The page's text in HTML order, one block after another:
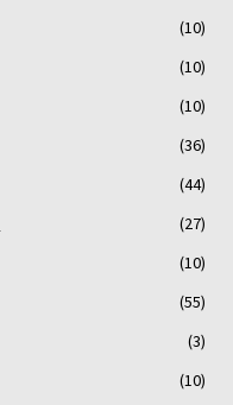
(10)
(10)
(10)
(36)
(44)
(27)
(10)
(55)
(3)
(10)